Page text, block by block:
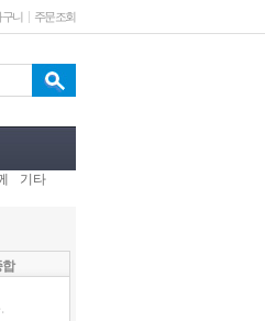
구니 주문조회
기타
합